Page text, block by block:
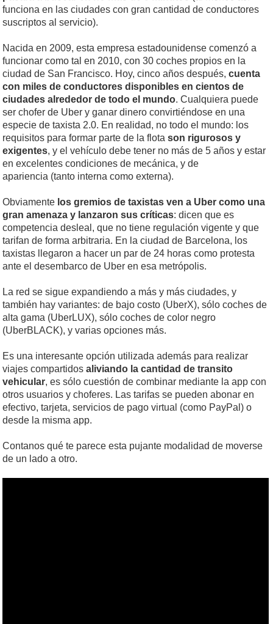
funciona en las ciudades con gran cantidad de conductores
suscriptos al servicio).
Nacida en 2009, esta empresa estadounidense comenzó a
funcionar como tal en 2010, con 30 coches propios en la
ciudad de San Francisco. Hoy, cinco años después, cuenta
con miles de conductores disponibles en cientos de
ciudades alrededor de todo el mundo. Cualquiera puede
ser chofer de Uber y ganar dinero convirtiéndose en una
especie de taxista 2.0. En realidad, no todo el mundo: los
requisitos para formar parte de la flota son rigurosos y
exigentes, y el vehículo debe tener no más de 5 años y estar
en excelentes condiciones de mecánica, y de
apariencia (tanto interna como externa).
Obviamente los gremios de taxistas ven a Uber como una
gran amenaza y lanzaron sus críticas: dicen que es
competencia desleal, que no tiene regulación vigente y que
tarifan de forma arbitraria. En la ciudad de Barcelona, los
taxistas llegaron a hacer un par de 24 horas como protesta
ante el desembarco de Uber en esa metrópolis.
La red se sigue expandiendo a más y más ciudades, y
también hay variantes: de bajo costo (UberX), sólo coches de
alta gama (UberLUX), sólo coches de color negro
(UberBLACK), y varias opciones más.
Es una interesante opción utilizada además para realizar
viajes compartidos aliviando la cantidad de transito
vehicular, es sólo cuestión de combinar mediante la app con
otros usuarios y choferes. Las tarifas se pueden abonar en
efectivo, tarjeta, servicios de pago virtual (como PayPal) o
desde la misma app.
Contanos qué te parece esta pujante modalidad de moverse
de un lado a otro.